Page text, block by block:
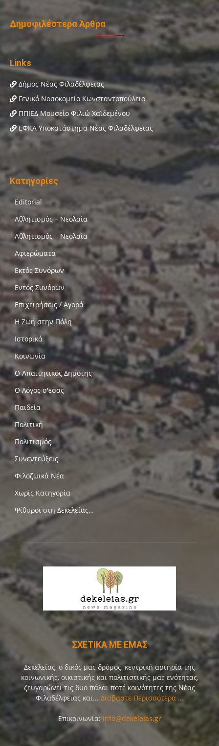
Δημοφιλέστερα Άρθρα
Links
Δήμος Νέας Φιλαδέλφειας
Γενικό Νοσοκομείο Κωνσταντοπούλειο
ΠΠΙΕΔ Μουσείο Φιλιώ Χαϊδεμένου
ΕΦΚΑ Υποκατάστημα Νέας Φιλαδέλφειας
Κατηγορίες
Editorial
Αθλητισμός – Νεολαία
Αθλητισμός – Νεολαία
Αφιερώματα
Εκτός Συνόρων
Εντός Συνόρων
Επιχειρήσεις / Αγορά
Η Ζωή στην Πόλη
Ιστορικά
Κοινωνία
Ο Απαιτητικός Δημότης
Ο Λόγος σ'εσας
Παιδεία
Πολιτική
Πολιτισμός
Συνεντεύξεις
Φιλοζωικά Νέα
Χωρίς Κατηγορία
Ψίθυροι στη Δεκελείας…
ΣΧΕΤΙΚΑ ΜΕ ΕΜΑΣ
Δεκελείας, ο δικός μας δρόμος, κεντρική αρτηρία της
κοινωνικής, οικιστικής και πολιτιστικής μας ενότητας,
ζευγαρώνει τις δυο πάλαι ποτέ κοινότητες της Νέας
Φιλαδέλφειας και... Διαβάστε Περισσότερα ...
Επικοινωνία: info@dekeleias.gr